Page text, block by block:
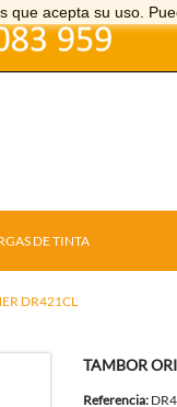
acepta su uso.
DE TINTA
DR421CL
TAMBOR
Referencia: